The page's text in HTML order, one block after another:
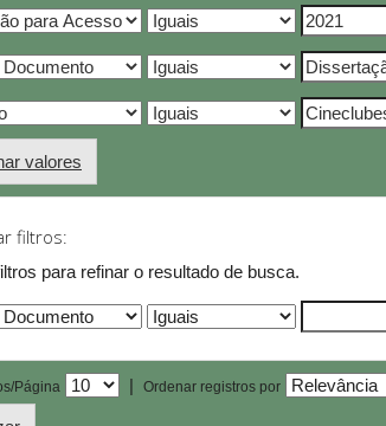
valores
filtros:
para refinar o resultado de busca.
Página | Ordenar registros por